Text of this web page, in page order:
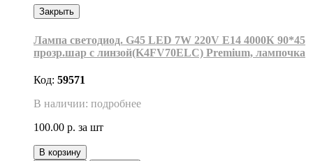
Закрыть
Лампа светодиод. G45 LED 7W 220V E14 4000К 90*45
прозр.шар с линзой(K4FV70ELC) Premium, лампочка
Код: 59571
В наличии: подробнее
100.00 р. за шт
В корзину